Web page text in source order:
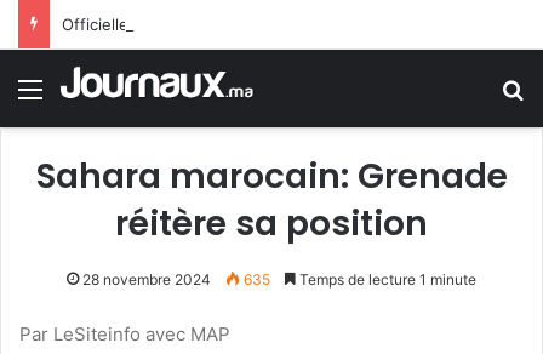
Menu
Sahara marocain: Grenade
réitère sa position
28 novembre 2024 635 Temps de lecture 1 minute
Par LeSiteinfo avec MAP